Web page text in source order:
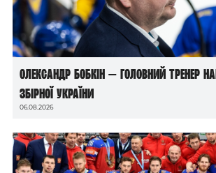
Олександр Бобкін — головний тренер
збірної України
06.08.2026